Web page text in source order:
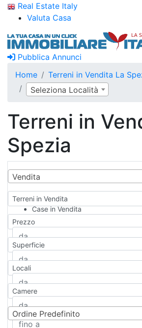
Real Estate Italy
Valuta Casa
Pubblica Annunci
Home
Terreni in Vendita La
Seleziona Località
Terreni in
Spezia
Vendita
Terreni in Vendita
Case in Vendita
Qualsiasi
Appartamento
Casa indipendente
Casa Semi-indipendente
Attico/Mansarda
Rustico/Casale
Camera d'Albergo
Multiproprietà
Prezzo
Superficie
Locali
Camere
Ordine Predefinito